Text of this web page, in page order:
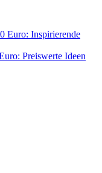
Euro: Inspirierende
Preiswerte Ideen